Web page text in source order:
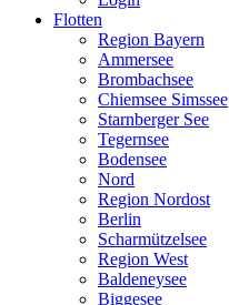
Flotten
Region Bayern
Ammersee
Brombachsee
Chiemsee Simssee
Starnberger See
Tegernsee
Bodensee
Nord
Region Nordost
Berlin
Scharmützelsee
Region West
Baldeneysee
Biggesee